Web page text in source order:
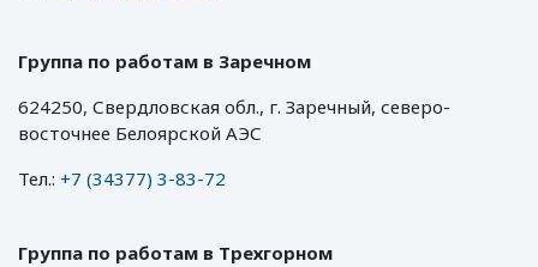
Группа по работам в Заречном
624250, Свердловская обл., г. Заречный, северо-
восточнее Белоярской АЭС
Тел.: +7 (34377) 3-83-72
Группа по работам в Трехгорном